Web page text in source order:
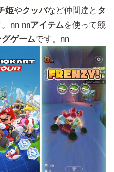
姫やクッパなど仲間達と タ
nn nnアイテムを使って競
グゲームです。nn